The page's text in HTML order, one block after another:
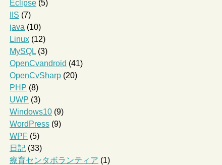
Eclipse (5)
IIS (7)
java (10)
Linux (12)
MySQL (3)
OpenCvandroid (41)
OpenCvSharp (20)
PHP (8)
UWP (3)
Windows10 (9)
WordPress (9)
WPF (5)
日記 (33)
療育センタボランティア (1)